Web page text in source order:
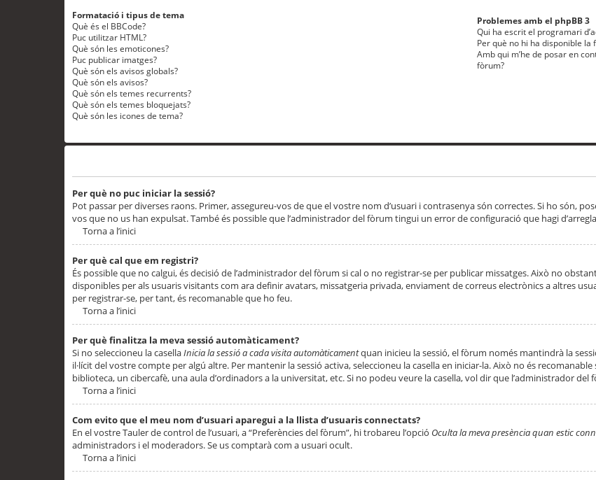
Formatació i tipus de tema
Què és el BBCode?
Puc utilitzar HTML?
Què són les emoticones?
Puc publicar imatges?
Què són els avisos globals?
Què són els avisos?
Què són els temes recurrents?
Què són els temes bloquejats?
Què són les icones de tema?
Problemes amb el phpBB 3
Qui ha escrit el programari
Per què no hi ha disponible la
Amb qui m’he de posar en
fòrum?
Per què no puc iniciar la sessió?
Pot passar per diverses raons. Primer, assegureu-vos de que el vostre nom d’usuari i contrasenya són correctes. Si ho són,
vos que no us han expulsat. També és possible que l’administrador del fòrum tingui un error de configuració que hagi
Torna a l’inici
Per què cal que em registri?
És possible que no calgui, és decisió de l’administrador del fòrum si cal o no registrar-se per publicar missatges. Això no
disponibles per als usuaris visitants com ara definir avatars, missatgeria privada, enviament de correus electrònics a altres
per registrar-se, per tant, és recomanable que ho feu.
Torna a l’inici
Per què finalitza la meva sessió automàticament?
Si no seleccioneu la casellaInicia la sessió a cada visita automàticamentquan inicieu la sessió, el fòrum només mantindrà la
il·lícit del vostre compte per algú altre. Per mantenir la sessió activa, seleccioneu la casella en iniciar-la. Això no és
biblioteca, un cibercafè, una aula d’ordinadors a la universitat, etc. Si no podeu veure la casella, vol dir que l’administrador
Torna a l’inici
Com evito que el meu nom d’usuari aparegui a la llista d’usuaris connectats?
En el vostre Tauler de control de l’usuari, a “Preferències del fòrum”, hi trobareu l’opció Oculta la meva presència quan estic
administradors i el moderadors. Se us comptarà com a usuari ocult.
Torna a l’inici